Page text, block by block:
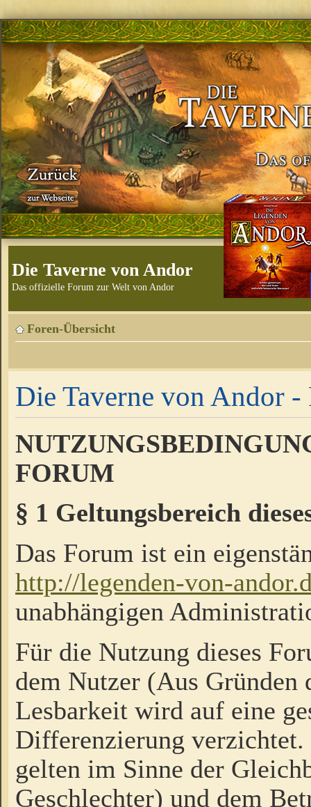
Die Taverne von Andor
Das offizielle Forum zur Welt von Andor
Foren-Übersicht
Die Taverne von Andor -
FORUM
§ 1 Geltungsbereich
Das Forum ist ein
http://legenden-von-
unabhängigen
Für die Nutzung dieses
dem Nutzer (Aus Gründen
Lesbarkeit wird auf eine
Differenzierung
gelten im Sinne der
Geschlechter) und dem